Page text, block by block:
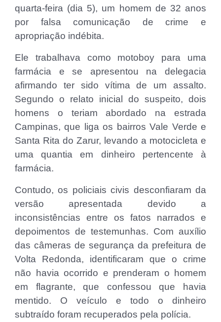
quarta-feira (dia 5), um homem de 32 anos
por falsa comunicação de crime e
apropriação indébita.
Ele trabalhava como motoboy para uma
farmácia e se apresentou na delegacia
afirmando ter sido vítima de um assalto.
Segundo o relato inicial do suspeito, dois
homens o teriam abordado na estrada
Campinas, que liga os bairros Vale Verde e
Santa Rita do Zarur, levando a motocicleta e
uma quantia em dinheiro pertencente à
farmácia.
Contudo, os policiais civis desconfiaram da
versão apresentada devido a
inconsistências entre os fatos narrados e
depoimentos de testemunhas. Com auxílio
das câmeras de segurança da prefeitura de
Volta Redonda, identificaram que o crime
não havia ocorrido e prenderam o homem
em flagrante, que confessou que havia
mentido. O veículo e todo o dinheiro
subtraído foram recuperados pela polícia.